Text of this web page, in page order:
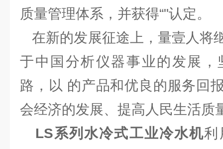
质量管理体系，并获得“"认定。
在新的发展征途上，量壹人将
于中国分析仪器事业的发展，
路，以 的产品和优良的服务回
会经济的发展、提高人民生活质
LS系列水冷式工业冷水机利